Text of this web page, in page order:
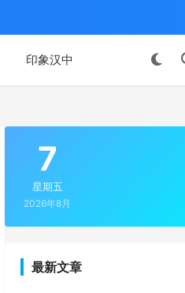
印象汉中
7
星期五
2026年8月
最新文章